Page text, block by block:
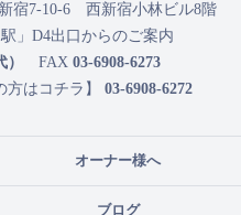
オーナー様へ
ブログ
宿7-10-6 西新宿小林ビル8階
」D4出口からのご案内
FAX 03-6908-6273
はコチラ】 03-6908-6272